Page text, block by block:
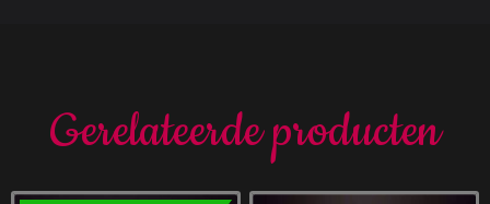
Gerelateerde producten